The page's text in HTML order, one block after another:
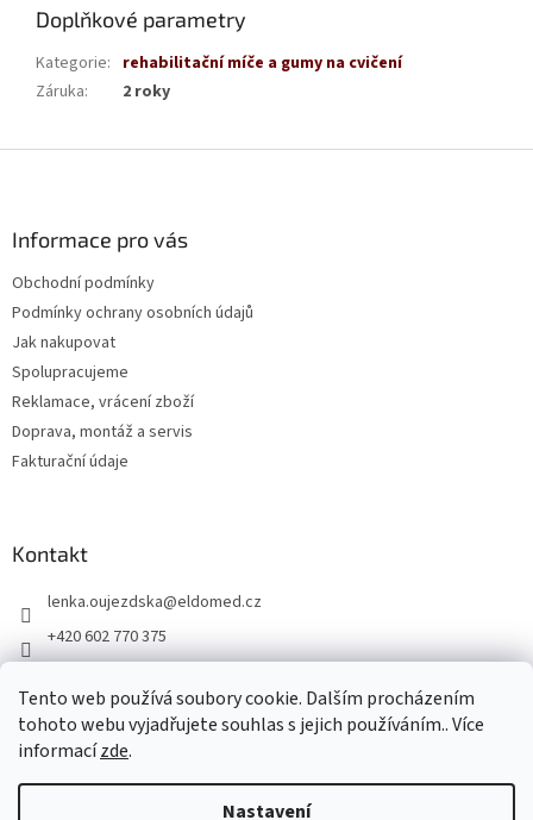
Tento web používá soubory cookie. Dalším procházením
tohoto webu vyjadřujete souhlas s jejich používáním.. Více
informacízde.
Nastavení
Doplňkové parametry
Kategorie: rehabilitační míče a gumy na cvičení
Záruka: 2 roky
Informace pro vás
Obchodní podmínky
Podmínky ochrany osobních údajů
Jak nakupovat
Spolupracujeme
Reklamace, vrácení zboží
Doprava, montáž a servis
Fakturační údaje
Kontakt
lenka.oujezdska@eldomed.cz
+420 602 770 375
eldomed.cz